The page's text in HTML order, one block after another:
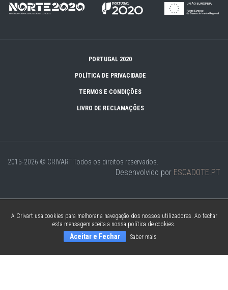
PORTUGAL 2020
POLÍTICA DE PRIVACIDADE
TERMOS E CONDIÇÕES
LIVRO DE RECLAMAÇÕES
2015-2026 © CRIVARTTodos os direitos reservados.
Desenvolvido por ESCADOTE.PT
A Crivart usa cookies para melhorar a navegação dos nossos utilizadores. Ao fechar
esta mensagem aceita a nossa política de cookies.
Aceitar e Fechar Saber mais